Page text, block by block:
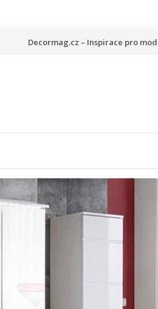
Přeskočit
Decormag.cz – Inspirace pro